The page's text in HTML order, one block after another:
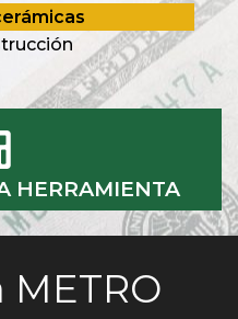
HERRAMIENTA
METRO